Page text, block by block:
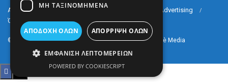
Arkè Media Group Radio Preveza 93
Arkè Advertising
Όροι και Προϋποθέσεις
Επικοινωνία
© 2022PrevezapostInspired byArkè AdvPartner of Arkè Media
ΜΗ ΤΑΞΙΝΟΜΗΜΈΝΑ
ΑΠΟΔΟΧΉ ΌΛΩΝ ΑΠΌΡΡΙΨΗ ΌΛΩΝ
ΕΜΦΆΝΙΣΗ ΛΕΠΤΟΜΕΡΕΙΏΝ
POWERED BY COOKIESCRIPT